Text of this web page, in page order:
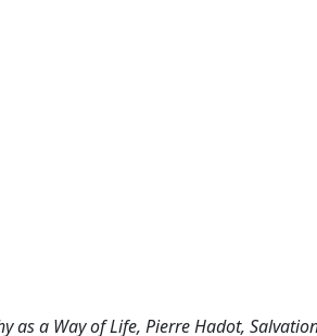
as a Way of Life, Pierre Hadot,